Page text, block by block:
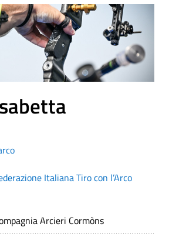
Italiana Tiro con l’Arco
Arcieri Cormòns